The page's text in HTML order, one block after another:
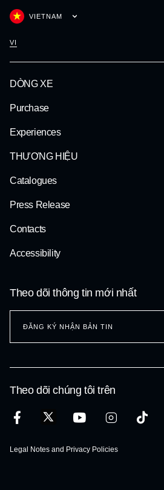
DÒNG XE
Purchase
Experiences
THƯƠNG HIỆU
Catalogues
Press Release
Contacts
Accessibility
VIETNAM
VI
Theo dõi chúng tôi trên
Legal Notes and Privacy Policies
Theo dõi thông tin mới nhất
ĐĂNG KÝ NHẬN BẢN TIN